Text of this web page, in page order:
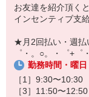
オンライン面談な
即日登録もOK♪
気になった方はお
お友達を紹介頂くと,
インセンティブ支
★月2回払い・週
゜・。○。・゜+゜
勤務時間・曜日
［1］9:30〜
［3］11:50〜